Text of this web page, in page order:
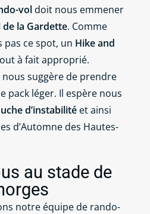
voldoit nous emmener
de la Gardette. Comme
pas ce spot, un Hike and
à fait approprié.
suggère de prendre
pack léger. Il espère nous
d’instabilité et ainsi
d’Automne des Hautes-
au stade de
notre équipe de rando-